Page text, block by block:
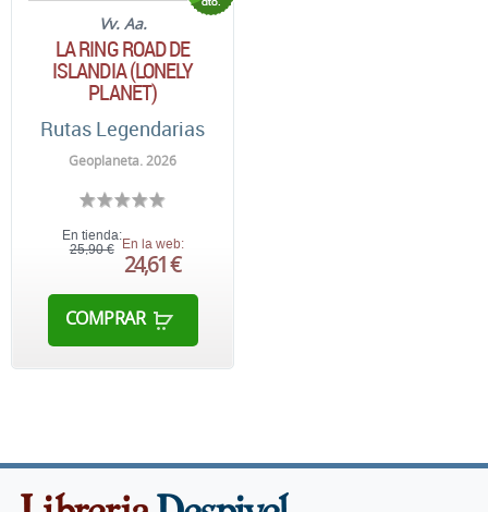
Vv. Aa.
LA RING ROAD DE
ISLANDIA (LONELY
PLANET)
Rutas Legendarias
Geoplaneta. 2026
En tienda:
25,90 € En la web:
24,61 €
COMPRAR